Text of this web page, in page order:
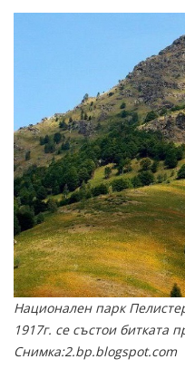
Национален парк
1917г. се състои битката
Снимка:2.bp.blogspot.com